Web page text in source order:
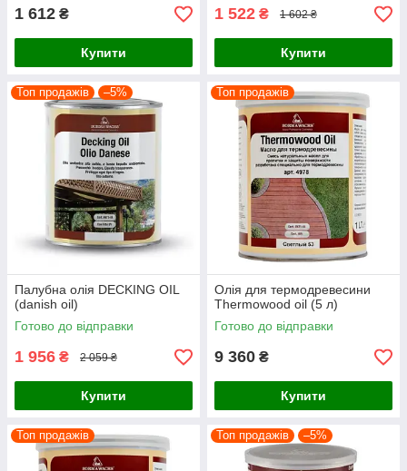
1 612 ₴
Купити
1 522 ₴ 1 602 ₴
Купити
Топ продажів –5%
Палубна олія DECKING OIL
(danish oil)
Готово до відправки
1 956 ₴ 2 059 ₴
Купити
Топ продажів
Олія для термодревесини
Thermowood oil (5 л)
Готово до відправки
9 360 ₴
Купити
Топ продажів Топ продажів –5%